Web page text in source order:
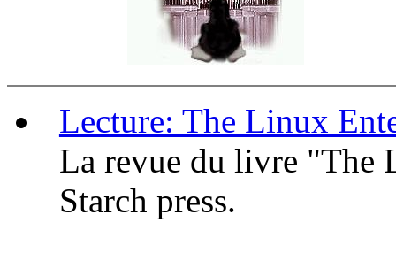
Lecture: The Linux
La revue du livre "The
Starch press.